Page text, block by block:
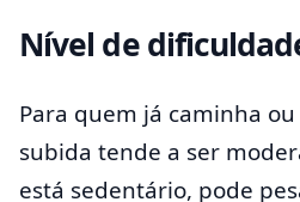
Nível de
Para quem já caminha
subida tende a ser
está sedentário, pode